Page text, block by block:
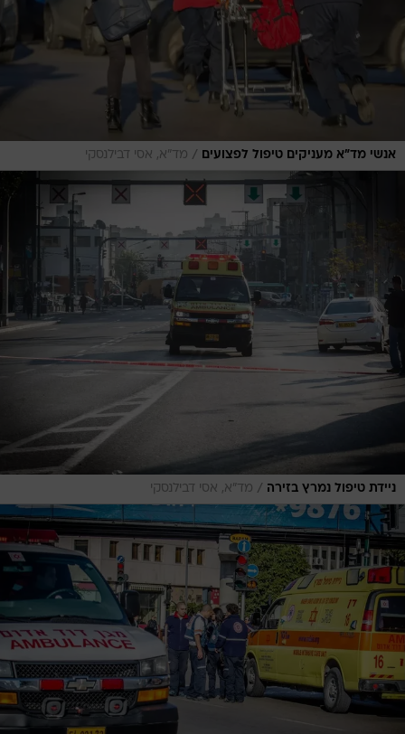
אנשי מד"א מעניקים טיפול לפצועים / מד"א, אסי דבילנסקי
ניידת טיפול נמרץ בזירה / מד"א, אסי דבילנסקי